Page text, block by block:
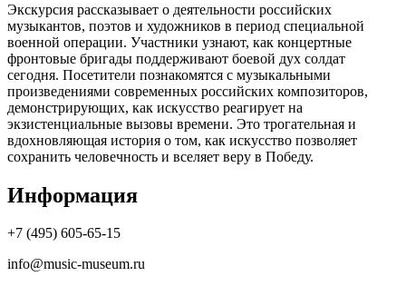
Экскурсия рассказывает о деятельности российских
музыкантов, поэтов и художников в период специальной
военной операции. Участники узнают, как концертные
фронтовые бригады поддерживают боевой дух солдат
сегодня. Посетители познакомятся с музыкальными
произведениями современных российских композиторов,
демонстрирующих, как искусство реагирует на
экзистенциальные вызовы времени. Это трогательная и
вдохновляющая история о том, как искусство позволяет
сохранить человечность и вселяет веру в Победу.
Информация
+7 (495) 605-65-15
info@music-museum.ru